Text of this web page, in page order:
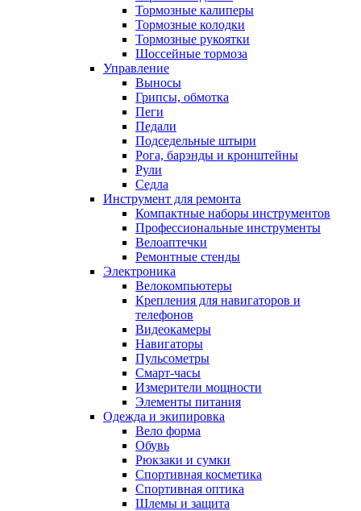
Тормозные калиперы
Тормозные колодки
Тормозные рукоятки
Шоссейные тормоза
Управление
Выносы
Грипсы, обмотка
Пеги
Педали
Подседельные штыри
Рога, барэнды и кронштейны
Рули
Седла
Инструмент для ремонта
Компактные наборы инструментов
Профессиональные инструменты
Велоаптечки
Ремонтные стенды
Электроника
Велокомпьютеры
Крепления для навигаторов и
телефонов
Видеокамеры
Навигаторы
Пульсометры
Смарт-часы
Измерители мощности
Элементы питания
Одежда и экипировка
Вело форма
Обувь
Рюкзаки и сумки
Спортивная косметика
Спортивная оптика
Шлемы и защита